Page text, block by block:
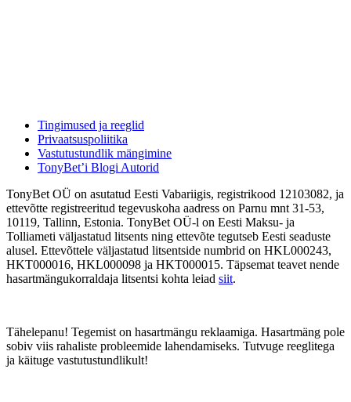
Tingimused ja reeglid
Privaatsuspoliitika
Vastutustundlik mängimine
TonyBet’i Blogi Autorid
TonyBet OÜ on asutatud Eesti Vabariigis, registrikood 12103082, ja
ettevõtte registreeritud tegevuskoha aadress on Parnu mnt 31-53,
10119, Tallinn, Estonia. TonyBet OÜ-l on Eesti Maksu- ja
Tolliameti väljastatud litsents ning ettevõte tegutseb Eesti seaduste
alusel. Ettevõttele väljastatud litsentside numbrid on HKL000243,
HKT000016, HKL000098 ja HKT000015. Täpsemat teavet nende
hasartmängukorraldaja litsentsi kohta leiad siit.
Tähelepanu! Tegemist on hasartmängu reklaamiga. Hasartmäng pole
sobiv viis rahaliste probleemide lahendamiseks. Tutvuge reeglitega
ja käituge vastutustundlikult!